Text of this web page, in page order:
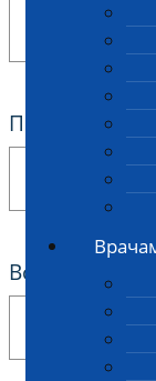
Порода
Возраст